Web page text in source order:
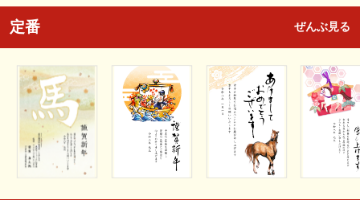
定番 ぜんぶ見る